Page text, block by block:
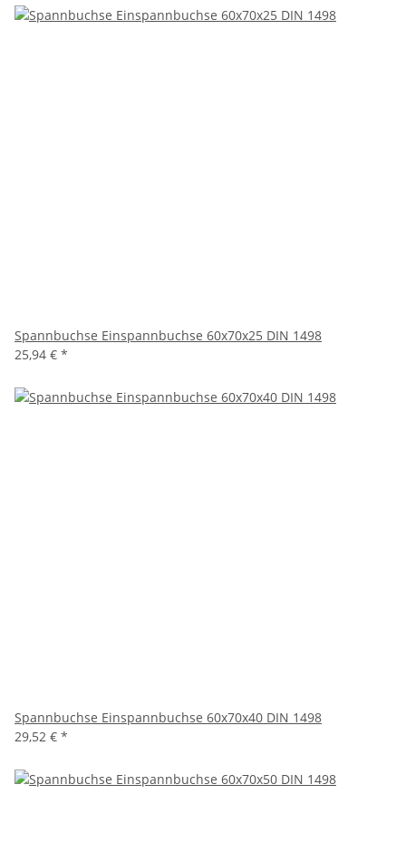
Spannbuchse Einspannbuchse 60x70x25 DIN 1498
25,94 € *
Spannbuchse Einspannbuchse 60x70x40 DIN 1498
29,52 € *